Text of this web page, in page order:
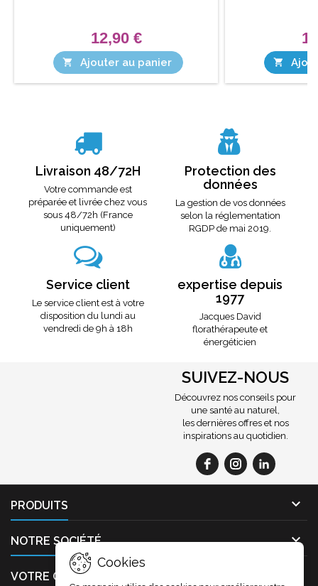
12,90 €
 Ajouter au panier 
Livraison 48/72H
Votre commande est
préparée et livrée chez vous
sous 48/72h (France
uniquement)
Protection des
données
La gestion de vos données
selon la réglementation
RGDP de mai 2019.
Service client
Le service client est à votre
disposition du lundi au
vendredi de 9h à 18h
expertise depuis
1977
Jacques David
florathérapeute et
énergéticien
SUIVEZ-NOUS
Découvrez nos conseils pour
une santé au naturel,
les dernières offres et nos
inspirations au quotidien.
PRODUITS 
NOTRE SOCIÉTÉ 
VOTRE COMPTE
Cookies